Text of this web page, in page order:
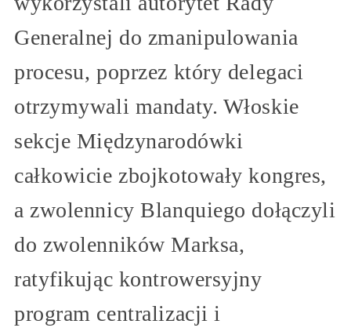
Generalnej do zmanipulowania
procesu, poprzez który delegaci
otrzymywali mandaty. Włoskie
sekcje Międzynarodówki
całkowicie zbojkotowały kongres,
a zwolennicy Blanquiego dołączyli
do zwolenników Marksa,
ratyfikując kontrowersyjny
program centralizacji i